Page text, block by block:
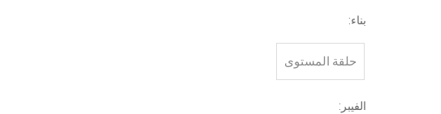
بناء:
حلقة المستوى
الفيبر: